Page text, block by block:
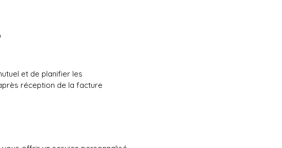
et de planifier les
réception de la facture